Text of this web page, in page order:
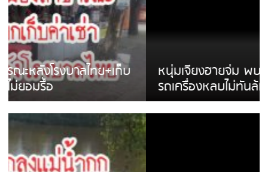
หนุ่มเจียงฮายจ่ม พบถังน้ำดื่มตกกลางถนน
รถเครื่องหลบไม่ทันล้มบาดเจ็บ